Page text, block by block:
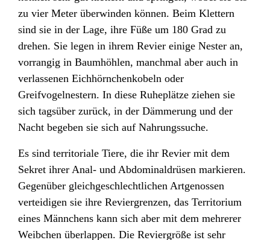
zu vier Meter überwinden können. Beim Klettern
sind sie in der Lage, ihre Füße um 180 Grad zu
drehen. Sie legen in ihrem Revier einige Nester an,
vorrangig in Baumhöhlen, manchmal aber auch in
verlassenen Eichhörnchenkobeln oder
Greifvogelnestern. In diese Ruheplätze ziehen sie
sich tagsüber zurück, in der Dämmerung und der
Nacht begeben sie sich auf Nahrungssuche.
Es sind territoriale Tiere, die ihr Revier mit dem
Sekret ihrer Anal- und Abdominaldrüsen markieren.
Gegenüber gleichgeschlechtlichen Artgenossen
verteidigen sie ihre Reviergrenzen, das Territorium
eines Männchens kann sich aber mit dem mehrerer
Weibchen überlappen. Die Reviergröße ist sehr